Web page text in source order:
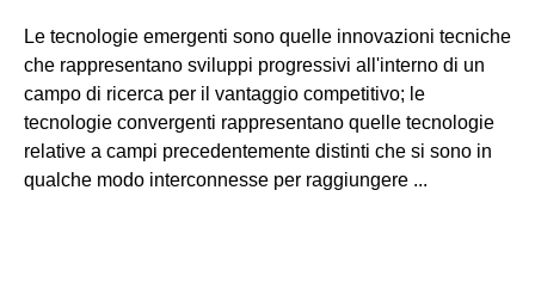
Le tecnologie emergenti sono quelle innovazioni tecniche
che rappresentano sviluppi progressivi all'interno di un
campo di ricerca per il vantaggio competitivo; le
tecnologie convergenti rappresentano quelle tecnologie
relative a campi precedentemente distinti che si sono in
qualche modo interconnesse per raggiungere ...